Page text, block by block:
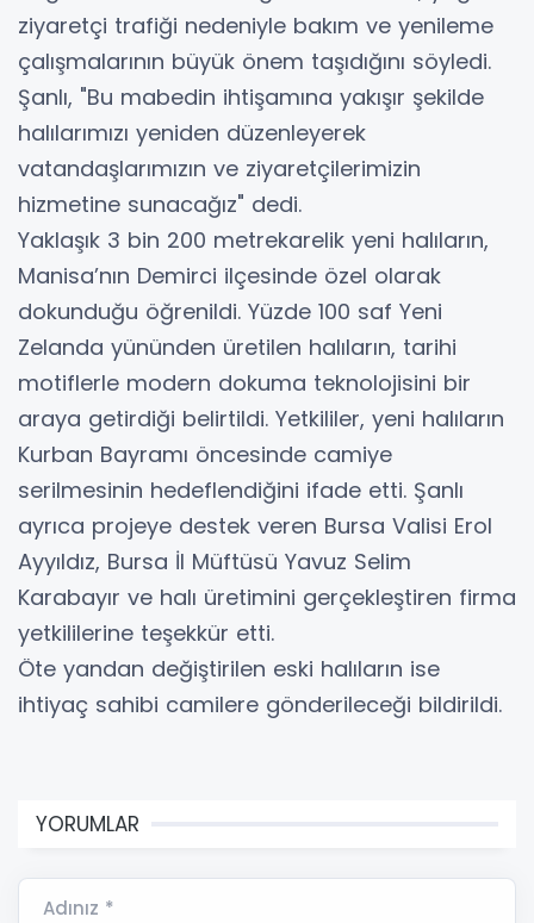
ziyaretçi trafiği nedeniyle bakım ve yenileme
çalışmalarının büyük önem taşıdığını söyledi.
Şanlı, "Bu mabedin ihtişamına yakışır şekilde
halılarımızı yeniden düzenleyerek
vatandaşlarımızın ve ziyaretçilerimizin
hizmetine sunacağız" dedi.
Yaklaşık 3 bin 200 metrekarelik yeni halıların,
Manisa’nın Demirci ilçesinde özel olarak
dokunduğu öğrenildi. Yüzde 100 saf Yeni
Zelanda yününden üretilen halıların, tarihi
motiflerle modern dokuma teknolojisini bir
araya getirdiği belirtildi. Yetkililer, yeni halıların
Kurban Bayramı öncesinde camiye
serilmesinin hedeflendiğini ifade etti. Şanlı
ayrıca projeye destek veren Bursa Valisi Erol
Ayyıldız, Bursa İl Müftüsü Yavuz Selim
Karabayır ve halı üretimini gerçekleştiren firma
yetkililerine teşekkür etti.
Öte yandan değiştirilen eski halıların ise
ihtiyaç sahibi camilere gönderileceği bildirildi.
YORUMLAR
Adınız *